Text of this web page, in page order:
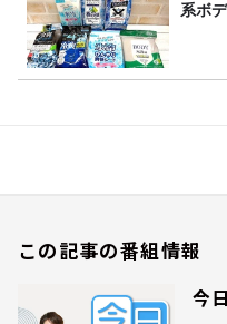
系ボ
この記事の番組情報
今